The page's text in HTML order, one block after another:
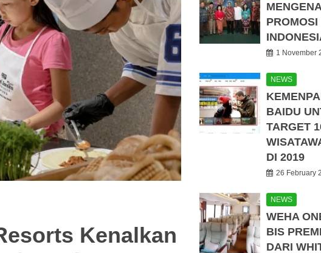
Kenalkan
1 November
NEWS
BAIDU
TARGET
DI 2019
26 February
NEWS
WEHA
BIS
DARI